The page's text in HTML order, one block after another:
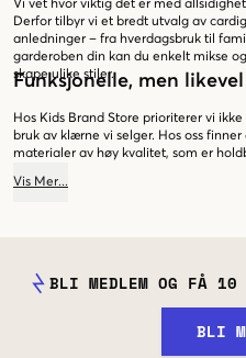
Vi vet hvor viktig det er med
Derfor tilbyr vi et bredt utvalg av
anledninger – fra hverdagsbruk til
garderoben din kan du enkelt mikse
skape ulike stiler.
Funksjonelle, men
Hos Kids Brand Store prioriterer vi
bruk av klærne vi selger. Hos oss
materialer av høy kvalitet, som er
den perfekte cardiganen for en
Vis Mer...
BLI MEDLEM OG FÅ
BLI